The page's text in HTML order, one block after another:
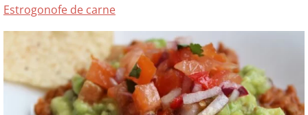
Estrogonofe de carne